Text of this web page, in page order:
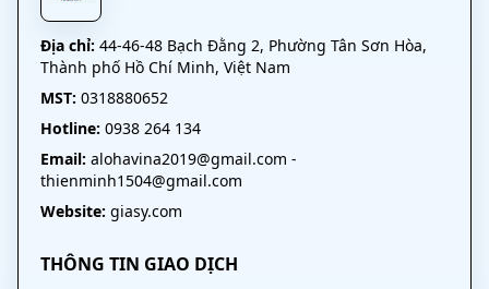
Địa chỉ: 44-46-48 Bạch Đằng 2, Phường Tân Sơn Hòa,
Thành phố Hồ Chí Minh, Việt Nam
MST: 0318880652
Hotline: 0938 264 134
Email: alohavina2019@gmail.com -
thienminh1504@gmail.com
Website: giasy.com
THÔNG TIN GIAO DỊCH